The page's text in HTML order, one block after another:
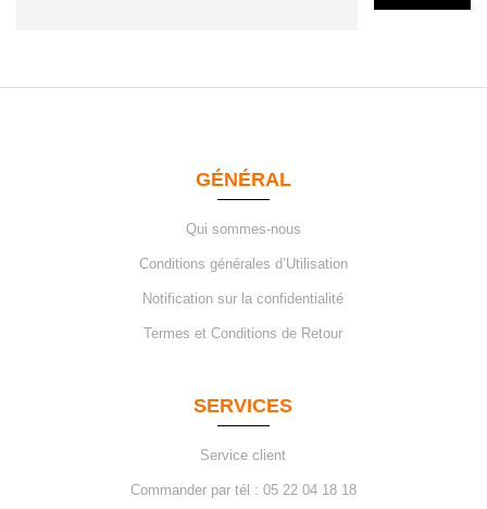
GÉNÉRAL
Qui sommes-nous
Conditions générales d’Utilisation
Notification sur la confidentialité
Termes et Conditions de Retour
SERVICES
Service client
Commander par tél : 05 22 04 18 18